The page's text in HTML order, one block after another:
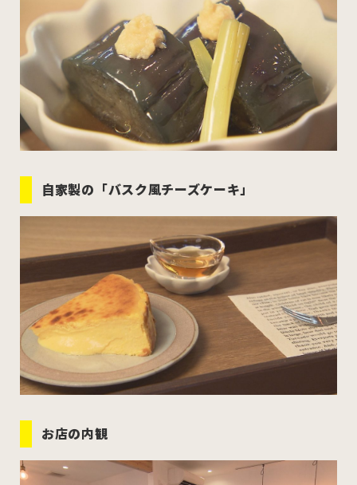
自家製の「バスク風チーズケーキ」
お店の内観